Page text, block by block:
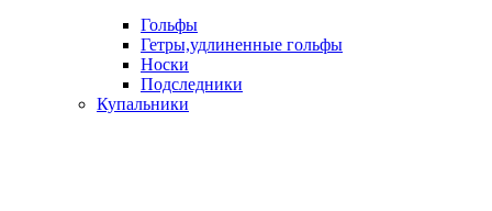
Гольфы
Гетры,удлиненные гольфы
Носки
Подследники
Купальники